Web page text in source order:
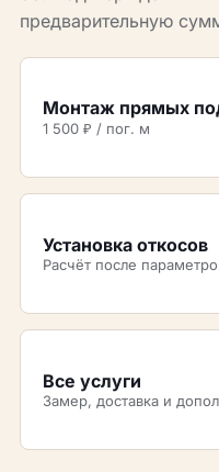
предварительную
Монтаж прямых
1 500 ₽ / пог. м
Установка откосов
Расчёт после
Все услуги
Замер, доставка и